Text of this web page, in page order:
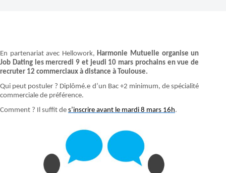
En partenariat avec Hellowork,Harmonie Mutuelle organise un
Job Dating les mercredi 9 et jeudi 10 mars prochains en vue de
recruter 12 commerciaux à distance à Toulouse.
Qui peut postuler ? Diplômé.e d’un Bac +2 minimum, de spécialité
commerciale de préférence.
Comment ? Il suffit de s’inscrire avant le mardi 8 mars 16h.